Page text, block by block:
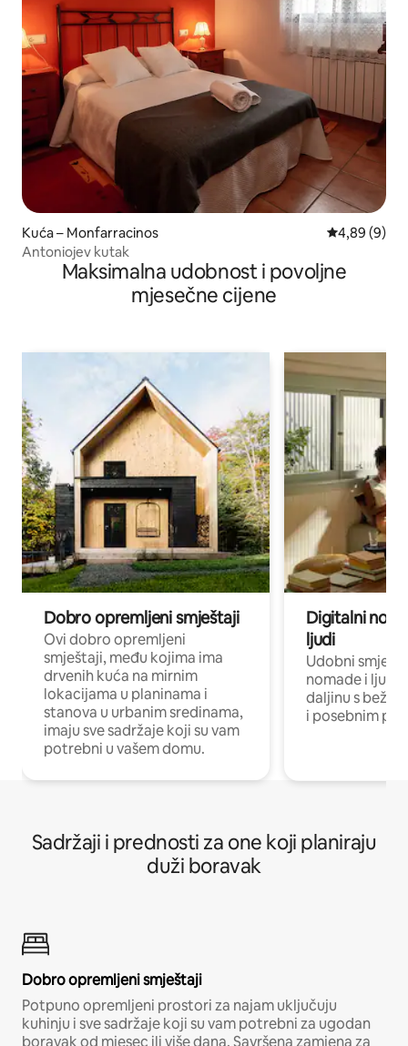
Kuća – Monfarracinos Prosječna
4,89 (9)
Antoniojev kutak
Maksimalna udobnost i povoljne
mjesečne cijene
Dobro opremljeni smještaji
Ovi dobro opremljeni
smještaji, među kojima ima
drvenih kuća na mirnim
lokacijama u planinama i
stanova u urbanim sredinama,
imaju sve sadržaje koji su vam
potrebni u vašem domu.
Digitalni
ljudi
Udobni
nomade i ljude
daljinu s
i posebnim
Sadržaji i prednosti za one koji planiraju
duži boravak
Dobro opremljeni smještaji
Potpuno opremljeni prostori za najam uključuju
kuhinju i sve sadržaje koji su vam potrebni za ugodan
boravak od mjesec ili više dana. Savršena zamjena za